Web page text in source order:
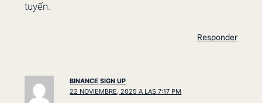
tuyến.
Responder
BINANCE SIGN UP
22 NOVIEMBRE, 2025 A LAS 7:17 PM